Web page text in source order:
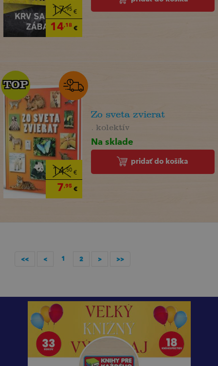
17,95€
14,18€
14,50€
7,95€
TOP
TOP
Zo sveta zvierat
. kolektív
Na sklade
pridať do košíka
<< < 1 2 > >>